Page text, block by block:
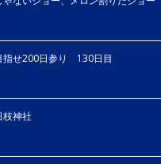
せ200日参り 130日目
枝神社